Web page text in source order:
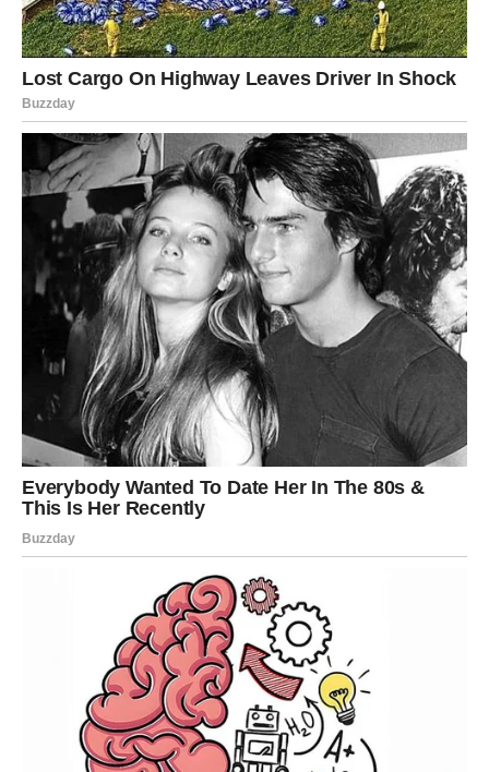
Pred vama su dani tokom kojih ćete konačno osjetiti
veliko olakšanje.
Jedna odluka ili razgovor donose vam mnogo više mira i
sigurnosti.
Počinje mnogo sretnije poglavlje života
Pred vama su veoma posebni trenuci.
Zvijezde vam donose veoma romantičan i sudbinski
Ako ste slobodni, moguće je poznanstvo koje djeluje kao
da je zapisano u zvijezdama.